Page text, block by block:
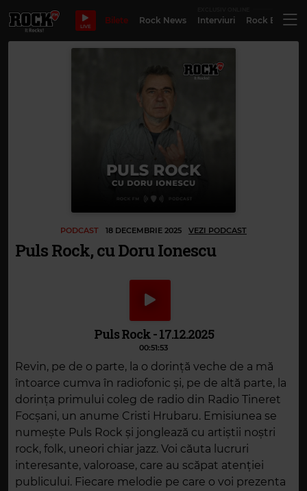
LIVE
Bilete Rock News Interviuri Rock
PODCAST 18 DECEMBRIE 2025 VEZI PODCAST
Puls Rock, cu Doru Ionescu
Puls Rock - 17.12.2025
00:51:53
Revin, pe de o parte, la o dorință veche de a mă
întoarce cumva în radiofonic și, pe de altă parte, la
dorința primului coleg de radio din Radio Tineret
Focșani, un anume Cristi Hrubaru. Emisiunea se
numește Puls Rock și jonglează cu artiștii noștri
rock, folk, uneori chiar jazz. Voi căuta lucruri
interesante, valoroase, care au scăpat atenției
publicului. Fiecare melodie pe care o voi prezenta